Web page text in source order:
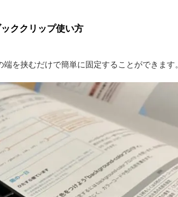
ククリップ使い方
を挟むだけで簡単に固定することができます。